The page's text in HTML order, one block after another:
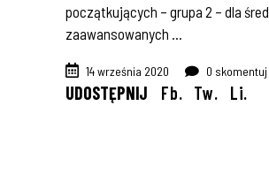
początkujących – grupa 2 – dla
zaawansowanych
14 września 2020 0 skomentuj
UDOSTĘPNIJ Fb. Tw. Li.